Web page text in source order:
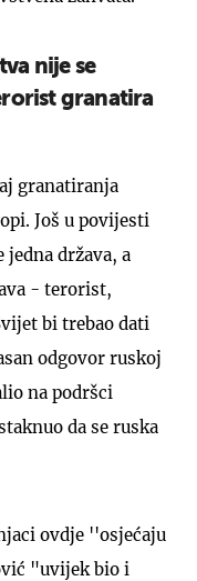
nije se
granatira
granatiranja
Još u povijesti
jedna država, a
- terorist,
bi trebao dati
odgovor ruskoj
na podršci
da se ruska
ovdje ''osjećaju
"uvijek bio i